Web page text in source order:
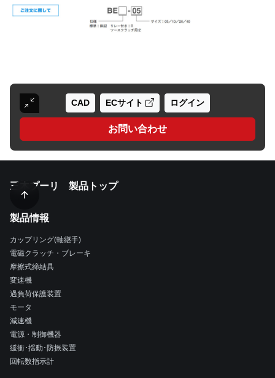
CAD ECサイト ログイン
お問い合わせ
三木プーリ 製品トップ
製品情報
カップリング(軸継手)
電磁クラッチ・ブレーキ
摩擦式締結具
変速機
過負荷保護装置
モータ
減速機
電源・制御機器
緩衝･揺動･防振装置
回転数指示計